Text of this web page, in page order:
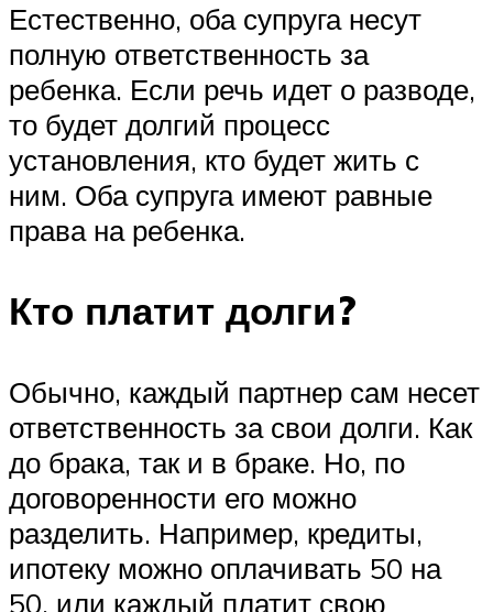
Естественно, оба супруга несут
полную ответственность за
ребенка. Если речь идет о разводе,
то будет долгий процесс
установления, кто будет жить с
ним. Оба супруга имеют равные
права на ребенка.
Кто платит долги?
Обычно, каждый партнер сам несет
ответственность за свои долги. Как
до брака, так и в браке. Но, по
договоренности его можно
разделить. Например, кредиты,
ипотеку можно оплачивать 50 на
50, или каждый платит свою